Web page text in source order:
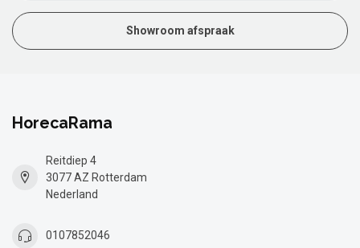
Showroom afspraak
HorecaRama
Reitdiep 4
3077 AZ Rotterdam
Nederland
0107852046